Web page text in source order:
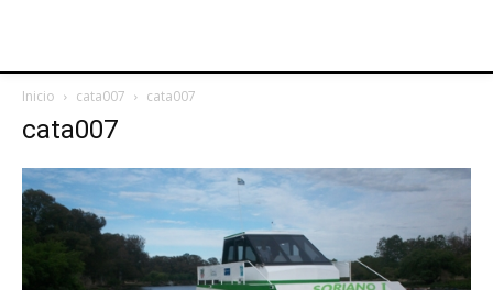
Inicio cata007 cata007
cata007